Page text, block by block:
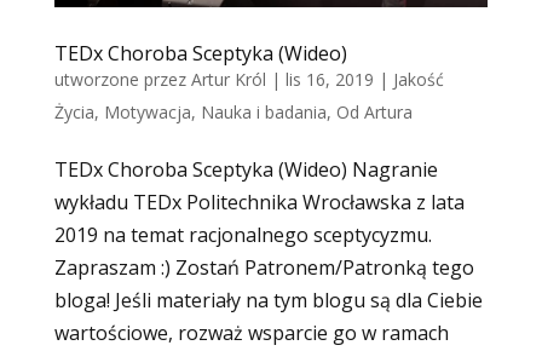
TEDx Choroba Sceptyka (Wideo)
utworzone przez Artur Król | lis 16, 2019 | Jakość
Życia, Motywacja, Nauka i badania, Od Artura
TEDx Choroba Sceptyka (Wideo) Nagranie
wykładu TEDx Politechnika Wrocławska z lata
2019 na temat racjonalnego sceptycyzmu.
Zapraszam :) Zostań Patronem/Patronką tego
bloga! Jeśli materiały na tym blogu są dla Ciebie
wartościowe, rozważ wsparcie go w ramach